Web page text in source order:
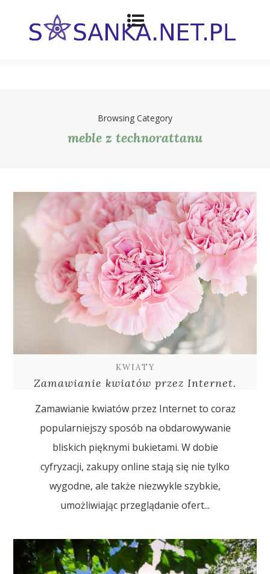
Browsing Category
meble z technorattanu
KWIATY
Zamawianie kwiatów przez Internet.
Zamawianie kwiatów przez Internet to coraz
popularniejszy sposób na obdarowywanie
bliskich pięknymi bukietami. W dobie
cyfryzacji, zakupy online stają się nie tylko
wygodne, ale także niezwykle szybkie,
umożliwiając przeglądanie ofert...